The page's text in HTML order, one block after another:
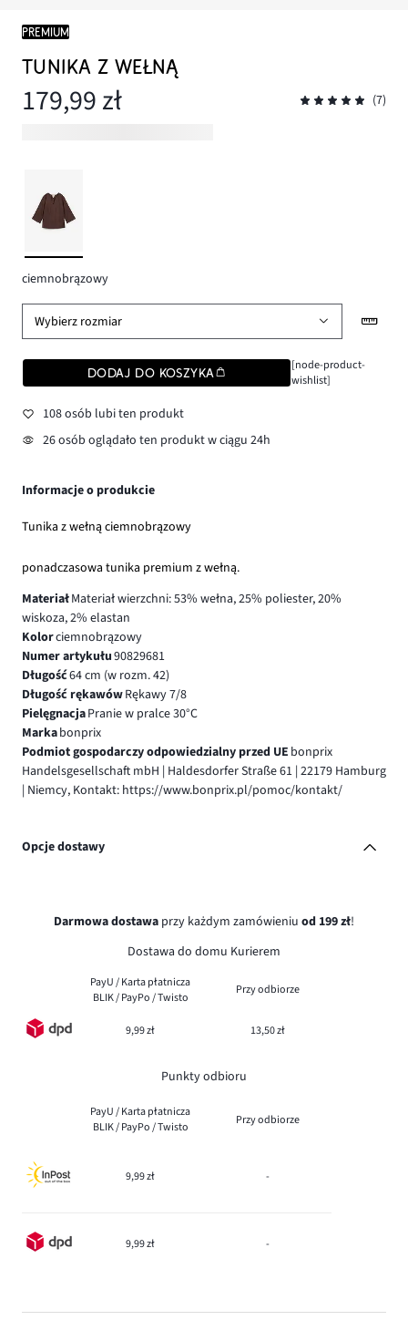
PREMIUM
TUNIKA Z WEŁNĄ
179,99 zł (7)
ciemnobrązowy
Wybierz rozmiar
DODAJ DO KOSZYKA
[node-product-
wishlist]
108 osób lubi ten produkt
26 osób oglądało ten produkt w ciągu 24h
Informacje o produkcie
Tunika z wełną ciemnobrązowy
ponadczasowa tunika premium z wełną.
MateriałMateriał wierzchni: 53% wełna, 25% poliester, 20%
wiskoza, 2% elastan
Kolorciemnobrązowy
Numer artykułu90829681
Długość64 cm (w rozm. 42)
Długość rękawówRękawy 7/8
PielęgnacjaPranie w pralce 30°C
Markabonprix
Podmiot gospodarczy odpowiedzialny przed UE bonprix
Handelsgesellschaft mbH | Haldesdorfer Straße 61 | 22179 Hamburg
| Niemcy, Kontakt: https://www.bonprix.pl/pomoc/kontakt/
Opcje dostawy
Darmowa dostawa przy każdym zamówieniu od 199 zł!
Dostawa do domu Kurierem
PayU / Karta płatnicza
BLIK / PayPo / Twisto
Przy odbiorze
9,99 zł 13,50 zł
Punkty odbioru
PayU / Karta płatnicza
BLIK / PayPo / Twisto
Przy odbiorze
9,99 zł -
9,99 zł -